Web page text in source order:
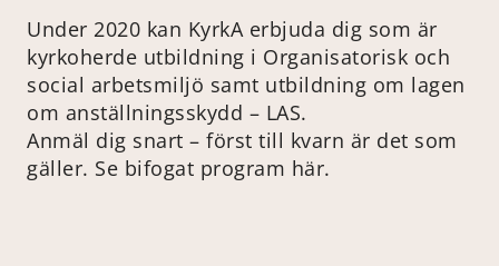
Under 2020 kan KyrkA erbjuda dig som är
kyrkoherde utbildning i Organisatorisk och
social arbetsmiljö samt utbildning om lagen
om anställningsskydd – LAS.
Anmäl dig snart – först till kvarn är det som
gäller. Se bifogat program här.